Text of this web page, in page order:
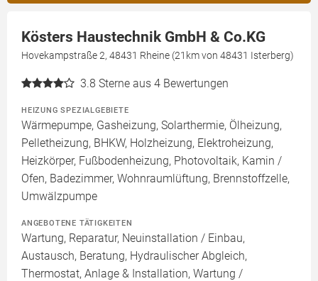
Kösters Haustechnik GmbH & Co.KG
Hovekampstraße 2, 48431 Rheine (21km von 48431 Isterberg)
3.8 Sterne aus 4 Bewertungen
HEIZUNG SPEZIALGEBIETE
Wärmepumpe, Gasheizung, Solarthermie, Ölheizung,
Pelletheizung, BHKW, Holzheizung, Elektroheizung,
Heizkörper, Fußbodenheizung, Photovoltaik, Kamin /
Ofen, Badezimmer, Wohnraumlüftung, Brennstoffzelle,
Umwälzpumpe
ANGEBOTENE TÄTIGKEITEN
Wartung, Reparatur, Neuinstallation / Einbau,
Austausch, Beratung, Hydraulischer Abgleich,
Thermostat, Anlage & Installation, Wartung /